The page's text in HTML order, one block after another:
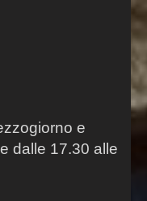
e
dalle 17.30 alle